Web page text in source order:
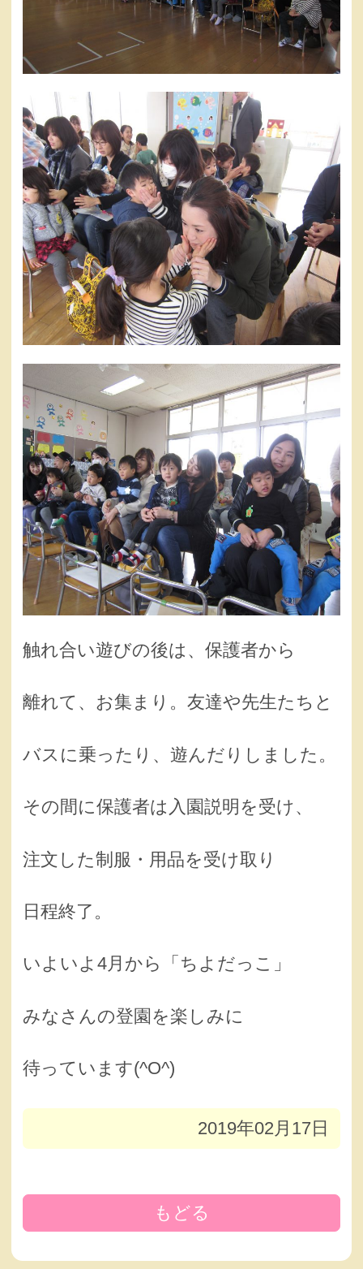
触れ合い遊びの後は、保護者から
離れて、お集まり。友達や先生たちと
バスに乗ったり、遊んだりしました。
その間に保護者は入園説明を受け、
注文した制服・用品を受け取り
日程終了。
いよいよ4月から「ちよだっこ」
みなさんの登園を楽しみに
待っています(^O^)
2019年02月17日
もどる